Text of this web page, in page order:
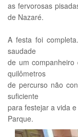
as fervorosas
de Nazaré.
A festa foi
saudade
de um
quilômetros
de percurso não
suficiente
para festejar a vida
Parque.